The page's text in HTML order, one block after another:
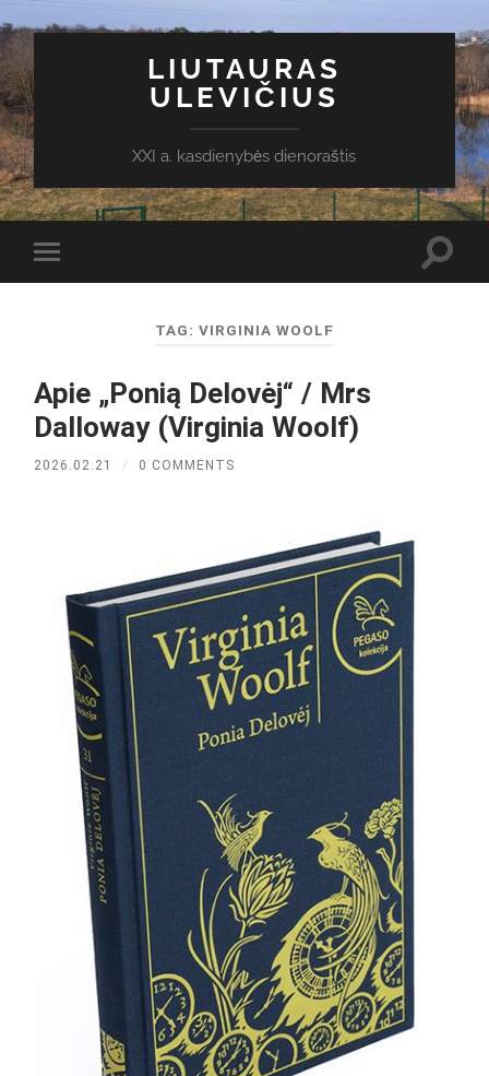
LIUTAURAS
ULEVIČIUS
XXI a. kasdienybės dienoraštis
Toggle
mobile
TAG: VIRGINIA WOOLF
Apie „Ponią Delovėj“ / Mrs
Dalloway (Virginia Woolf)
2026.02.21 / 0 COMMENTS